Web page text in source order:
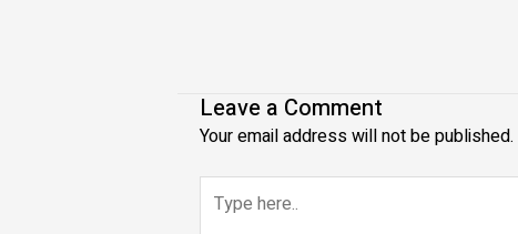
Leave a Comment
Your email address will not be published.
here..